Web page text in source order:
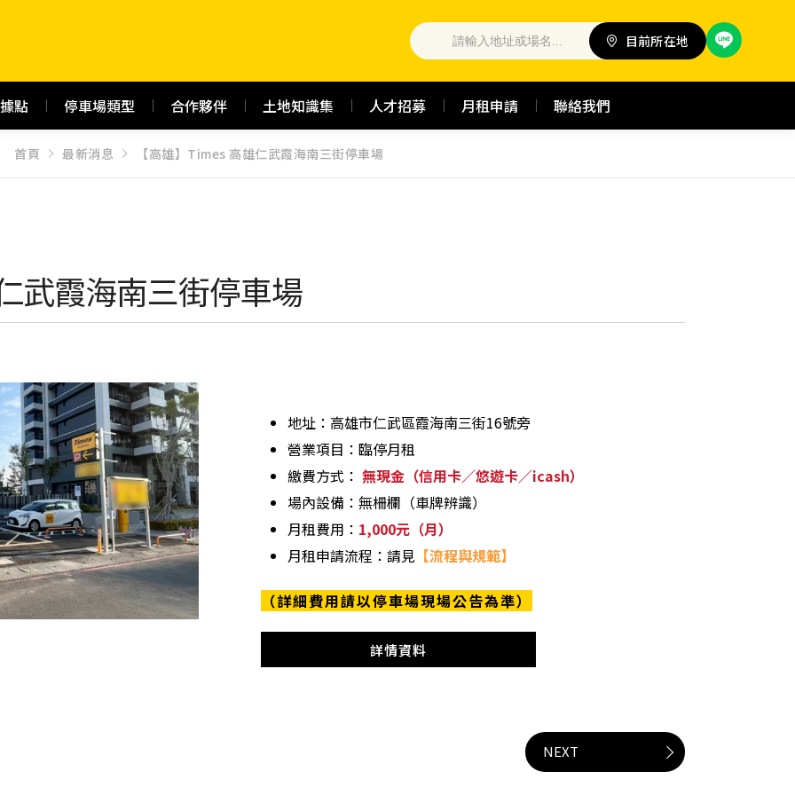
目前所在地
點 停車場類型 合作夥伴 土地知識集 人才招募 月租申請 聯絡我們
首頁 最新消息 【高雄】Times 高雄仁武霞海南三街停車場
武霞海南三街停車場
地址：高雄市仁武區霞海南三街16號旁
營業項目：臨停月租
繳費方式： 無現金（信用卡／悠遊卡／icash）
場內設備：無柵欄（車牌辨識）
月租費用： 1,000元（月）
月租申請流程：請見 【流程與規範】
（詳細費用請以停車場現場公告為準）
詳情資料
NEXT